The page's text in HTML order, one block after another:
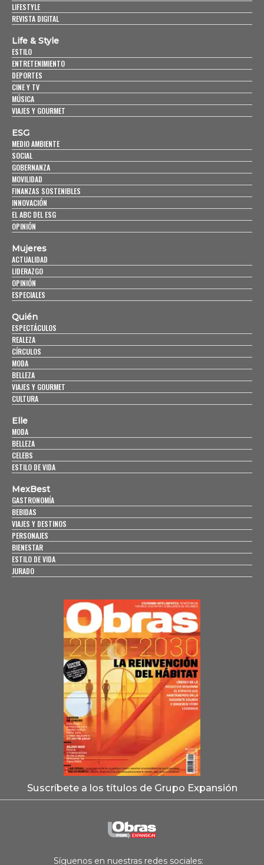
LIFESTYLE
REVISTA DIGITAL
Life & Style
ESTILO
ENTRETENIMIENTO
DEPORTES
CINE Y TV
MÚSICA
VIAJES Y GOURMET
ESG
MEDIO AMBIENTE
SOCIAL
GOBERNANZA
MOVILIDAD
FINANZAS SOSTENIBLES
INNOVACIÓN
EL ABC DEL ESG
OPINIÓN
Mujeres
ACTUALIDAD
LIDERAZGO
OPINIÓN
ESPECIALES
Quién
ESPECTÁCULOS
REALEZA
CÍRCULOS
MODA
BELLEZA
VIAJES Y GOURMET
CULTURA
Elle
MODA
BELLEZA
CELEBS
ESTILO DE VIDA
MexBest
GASTRONOMÍA
BEBIDAS
VIAJES Y DESTINOS
PERSONAJES
BIENESTAR
ESTILO DE VIDA
JURADO
Suscríbete a los títulos de Grupo Expansión
Síguenos en nuestras redes sociales: